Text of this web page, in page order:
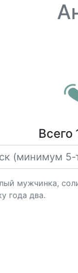
Всего
мужчинка,
года два.